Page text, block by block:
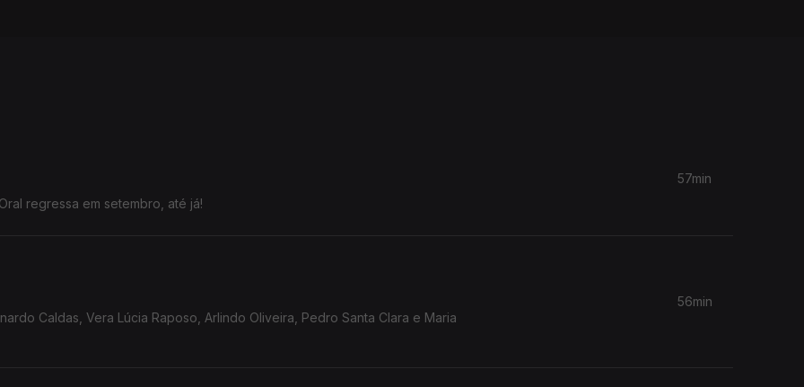
regressa em setembro, até já!
57min
Caldas, Vera Lúcia Raposo, Arlindo Oliveira, Pedro Santa Clara e Maria
56min